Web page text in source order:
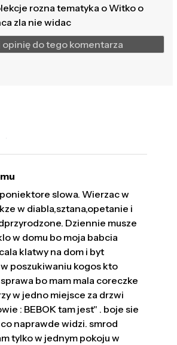
rozna tematyka o Witko o
zla nie widac
opinię do tego komentarza
slowa. Wierzac w
w diabla,sztana,opetanie i
Dziennie musze
w domu bo moja babcia
klatwy na dom i byt
poszukiwaniu kogos kto
bo mam mala coreczke
w jedno miejsce za drzwi
: BEBOK tam jest" . boje sie
naprawde widzi. smrod
tylko w jednym pokoju w